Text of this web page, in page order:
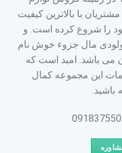
با بالاترین کیفیت
را شروع کرده است. و
مال جزوء خوش نام
می باشد. امید است که
این مجموعه کمال
باشید.